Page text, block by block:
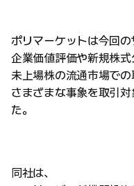
ポリマーケットは今回の
企業価値評価や新規株式
未上場株の流通市場での
さまざまな事象を取引
た。
同社は、